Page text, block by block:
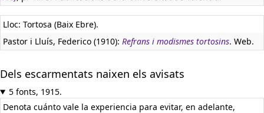
Lloc: Tortosa (Baix Ebre).
Pastor i Lluís, Federico (1910): Refrans i modismes tortosins. Web.
Dels escarmentats naixen els avisats
5 fonts, 1915.
Denota cuánto vale la experiencia para evitar, en adelante,